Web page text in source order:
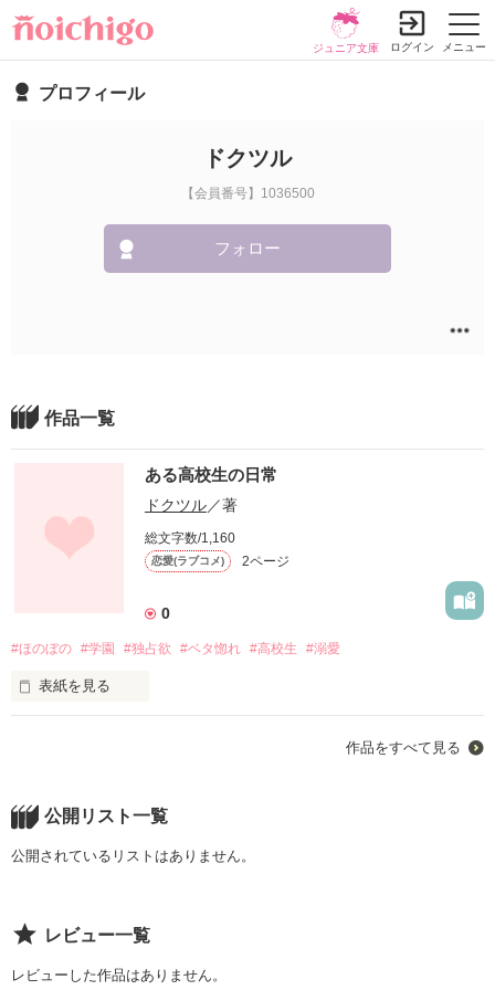
メニュー
ジュニア文庫 ログイン
プロフィール
ドクツル
【会員番号】1036500
フォロー
作品一覧
ある高校生の日常
ドクツル／著
総文字数/1,160
恋愛(ラブコメ) 2ページ
0
#ほのぼの #学園 #独占欲 #ベタ惚れ #高校生 #溺愛
表紙を見る
動）
石橋郁実（いしばしいくみ）　２年生
川幡帆稀の彼氏。背は少し高め。陸上部所属（週に３に活動）
今井千歌（いまいちか）　２年生
作品をすべて見る
公開リスト一覧
公開されているリストはありません。
レビュー一覧
レビューした作品はありません。